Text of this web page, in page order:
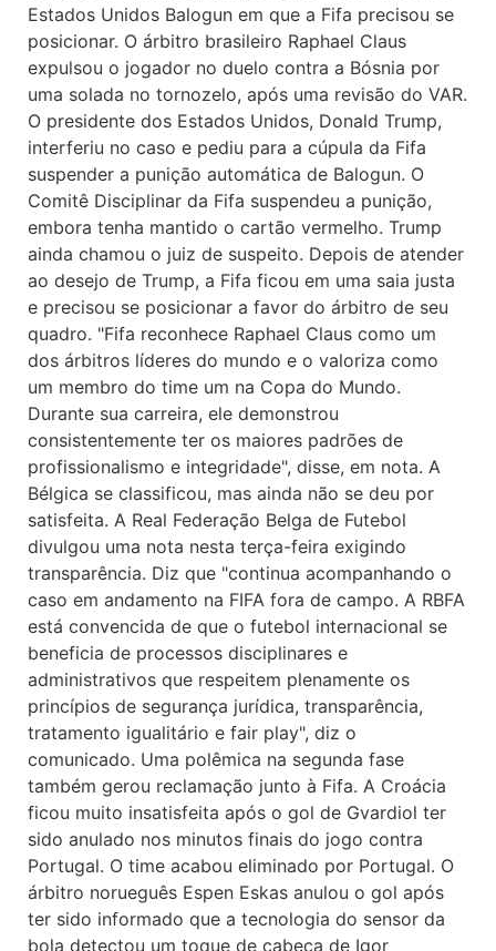
Estados Unidos Balogun em que a Fifa precisou se
posicionar. O árbitro brasileiro Raphael Claus
expulsou o jogador no duelo contra a Bósnia por
uma solada no tornozelo, após uma revisão do VAR.
O presidente dos Estados Unidos, Donald Trump,
interferiu no caso e pediu para a cúpula da Fifa
suspender a punição automática de Balogun. O
Comitê Disciplinar da Fifa suspendeu a punição,
embora tenha mantido o cartão vermelho. Trump
ainda chamou o juiz de suspeito. Depois de atender
ao desejo de Trump, a Fifa ficou em uma saia justa
e precisou se posicionar a favor do árbitro de seu
quadro. "Fifa reconhece Raphael Claus como um
dos árbitros líderes do mundo e o valoriza como
um membro do time um na Copa do Mundo.
Durante sua carreira, ele demonstrou
consistentemente ter os maiores padrões de
profissionalismo e integridade", disse, em nota. A
Bélgica se classificou, mas ainda não se deu por
satisfeita. A Real Federação Belga de Futebol
divulgou uma nota nesta terça-feira exigindo
transparência. Diz que "continua acompanhando o
caso em andamento na FIFA fora de campo. A RBFA
está convencida de que o futebol internacional se
beneficia de processos disciplinares e
administrativos que respeitem plenamente os
princípios de segurança jurídica, transparência,
tratamento igualitário e fair play", diz o
comunicado. Uma polêmica na segunda fase
também gerou reclamação junto à Fifa. A Croácia
ficou muito insatisfeita após o gol de Gvardiol ter
sido anulado nos minutos finais do jogo contra
Portugal. O time acabou eliminado por Portugal. O
árbitro norueguês Espen Eskas anulou o gol após
ter sido informado que a tecnologia do sensor da
bola detectou um toque de cabeça de Igor